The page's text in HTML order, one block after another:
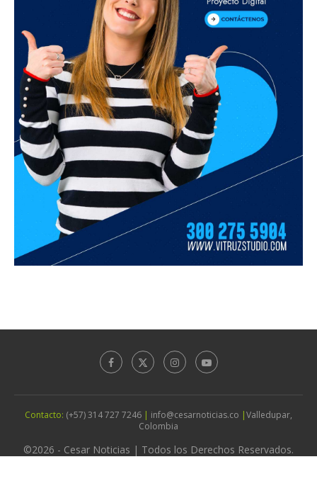
Contacto: (+57) 314 727 7246 | info@cesarnoticias.co |Valledupar,
Colombia
©2026 - Cesar Noticias | Todos los Derechos Reservados.